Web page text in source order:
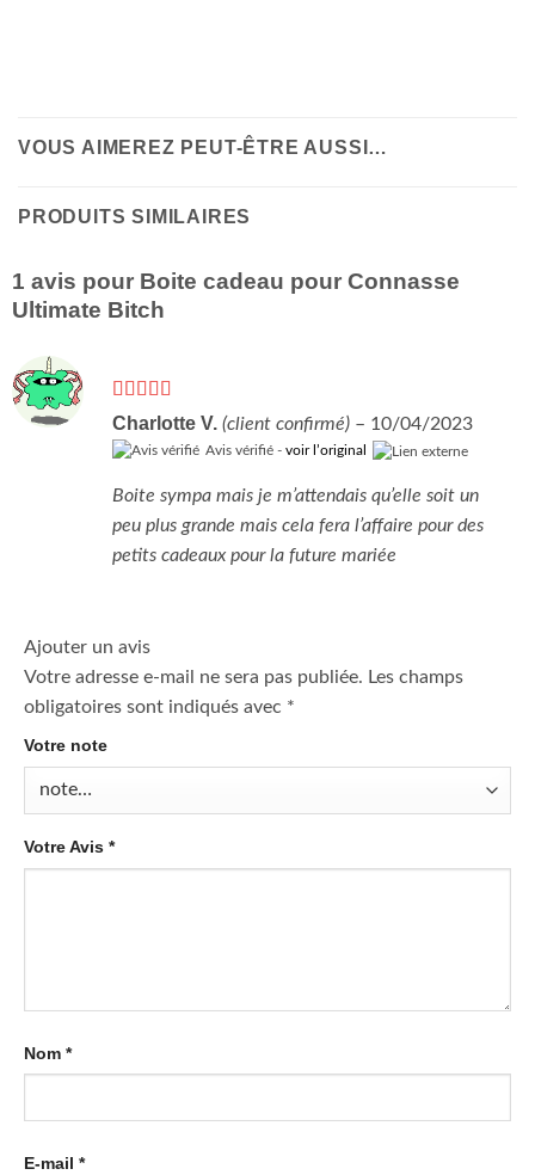
VOUS AIMEREZ PEUT-ÊTRE AUSSI…
PRODUITS SIMILAIRES
1 avis pour Boite cadeau pour Connasse
Ultimate Bitch
Note4
sur 5
Charlotte V. (client confirmé) – 10/04/2023
Avis vérifié - voir l’original
Boite sympa mais je m’attendais qu’elle soit un
peu plus grande mais cela fera l’affaire pour des
petits cadeaux pour la future mariée
Ajouter un avis
Votre adresse e-mail ne sera pas publiée. Les champs
obligatoires sont indiqués avec *
Votre note
Votre Avis *
Nom *
E-mail *